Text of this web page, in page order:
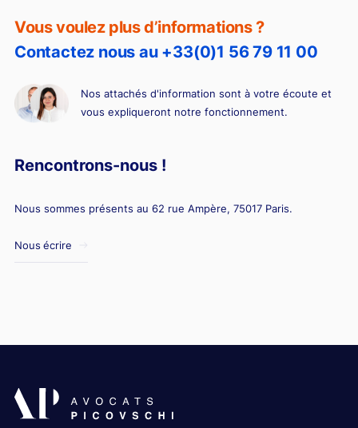
Vous voulez plus d’informations ?
Contactez nous au +33(0)1 56 79 11 00
Nos attachés d'information sont à votre écoute et
vous expliqueront notre fonctionnement.
Rencontrons-nous !
Nous sommes présents au 62 rue Ampère, 75017 Paris.
Nous écrire